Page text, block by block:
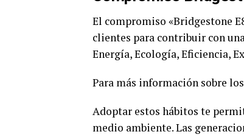
El compromiso «Bridgestone
clientes para contribuir con
Energía, Ecología, Eficiencia,
Para más información sobre
Adoptar estos hábitos te
medio ambiente. Las